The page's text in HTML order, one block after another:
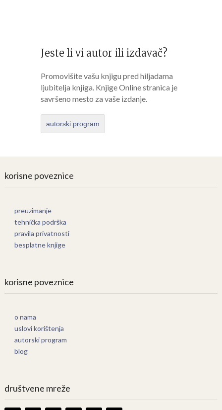
Jeste li vi autor ili izdavač?
Promovišite vašu knjigu pred hiljadama
ljubitelja knjiga. Knjige Online stranica je
savršeno mesto za vaše izdanje.
autorski program
korisne poveznice
preuzimanje
tehnička podrška
pravila privatnosti
besplatne knjige
korisne poveznice
o nama
uslovi korištenja
autorski program
blog
društvene mreže